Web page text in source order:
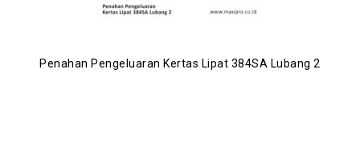
Penahan Pengeluaran Kertas Lipat 384SA Lubang 2